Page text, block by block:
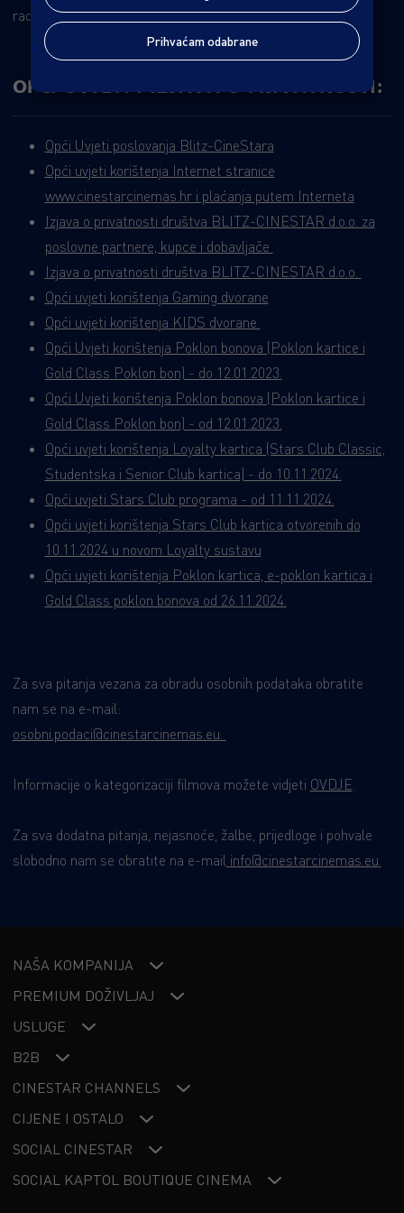
radnjom.
OPĆI UVJETI I IZJAVA O PRIVATNOSTI:
Opći Uvjeti poslovanja Blitz-CineStara
Opći uvjeti korištenja Internet stranice
www.cinestarcinemas.hr i plaćanja putem Interneta
Izjava o privatnosti društva BLITZ-CINESTAR d.o.o. za
poslovne partnere, kupce i dobavljače
Izjava o privatnosti društva BLITZ-CINESTAR d.o.o.
Opći uvjeti korištenja Gaming dvorane
Opći uvjeti korištenja KIDS dvorane
Opći Uvjeti korištenja Poklon bonova (Poklon kartice i
Gold Class Poklon bon) - do 12.01.2023.
Opći Uvjeti korištenja Poklon bonova (Poklon kartice i
Gold Class Poklon bon) - od 12.01.2023.
Opći uvjeti korištenja Loyalty kartica (Stars Club Classic,
Studentska i Senior Club kartica) - do 10.11.2024.
Opći uvjeti Stars Club programa - od 11.11.2024.
Opći uvjeti korištenja Stars Club kartica otvorenih do
10.11.2024 u novom Loyalty sustavu
Opći uvjeti korištenja Poklon kartica, e-poklon kartica i
Gold Class poklon bonova od 26.11.2024.
Za sva pitanja vezana za obradu osobnih podataka obratite
nam se na e-mail:
osobni.podaci@cinestarcinemas.eu.
Informacije o kategorizaciji filmova možete vidjeti OVDJE.
Za sva dodatna pitanja, nejasnoće, žalbe, prijedloge i pohvale
slobodno nam se obratite na e-mail info@cinestarcinemas.eu.
NAŠA KOMPANIJA
PREMIUM DOŽIVLJAJ
USLUGE
B2B
CINESTAR CHANNELS
CIJENE I OSTALO
SOCIAL CINESTAR
SOCIAL KAPTOL BOUTIQUE CINEMA
Prihvaćam odabrane